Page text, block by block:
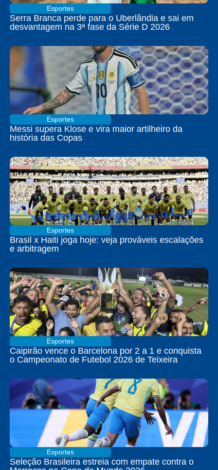
Esportes
Serra Branca perde para o Uberlândia e sai em
desvantagem na 3ª fase da Série D 2026
Esportes
Messi supera Klose e vira maior artilheiro da
história das Copas
Esportes
Brasil x Haiti joga hoje: veja prováveis escalações
e arbitragem
Esportes
Caipirão vence o Barcelona por 2 a 1 e conquista
o Campeonato de Futebol 2026 de Teixeira
Esportes
Seleção Brasileira estreia com empate contra o